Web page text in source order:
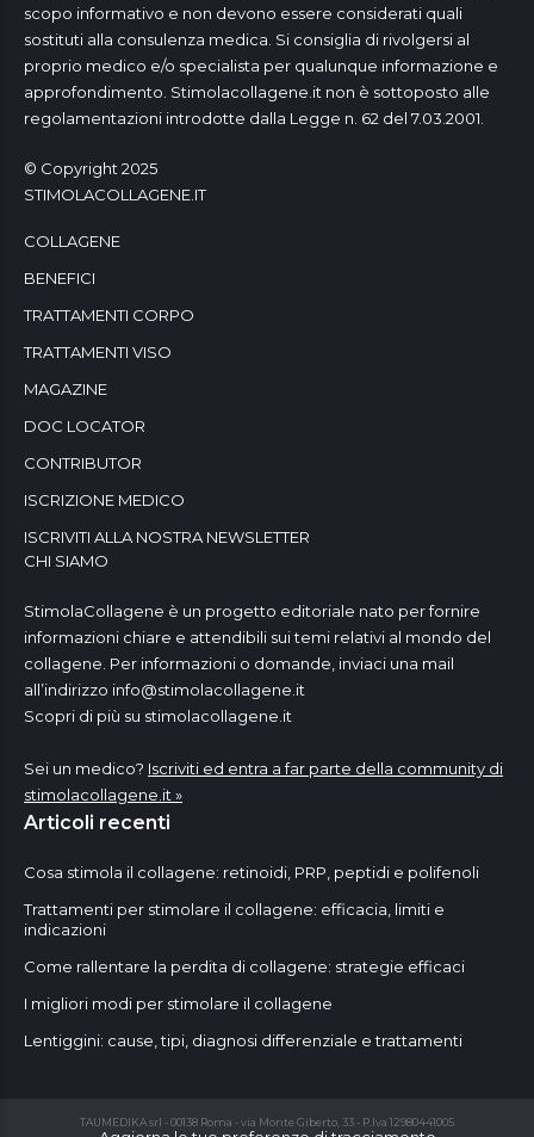
scopo informativo e non devono essere considerati quali
sostituti alla consulenza medica. Si consiglia di rivolgersi al
proprio medico e/o specialista per qualunque informazione e
approfondimento. Stimolacollagene.it non è sottoposto alle
regolamentazioni introdotte dalla Legge n. 62 del 7.03.2001.
© Copyright 2025
STIMOLACOLLAGENE.IT
COLLAGENE
BENEFICI
TRATTAMENTI CORPO
TRATTAMENTI VISO
MAGAZINE
DOC LOCATOR
CONTRIBUTOR
ISCRIZIONE MEDICO
ISCRIVITI ALLA NOSTRA NEWSLETTER
CHI SIAMO
StimolaCollagene è un progetto editoriale nato per fornire
informazioni chiare e attendibili sui temi relativi al mondo del
collagene. Per informazioni o domande, inviaci una mail
all’indirizzo info@stimolacollagene.it
Scopri di più su stimolacollagene.it
Sei un medico? Iscriviti ed entra a far parte della community di
stimolacollagene.it »
Articoli recenti
Cosa stimola il collagene: retinoidi, PRP, peptidi e polifenoli
Trattamenti per stimolare il collagene: efficacia, limiti e
indicazioni
Come rallentare la perdita di collagene: strategie efficaci
I migliori modi per stimolare il collagene
Lentiggini: cause, tipi, diagnosi differenziale e trattamenti
TAUMEDIKA srl - 00138 Roma - via Monte Giberto, 33 - P.Iva 12980441005